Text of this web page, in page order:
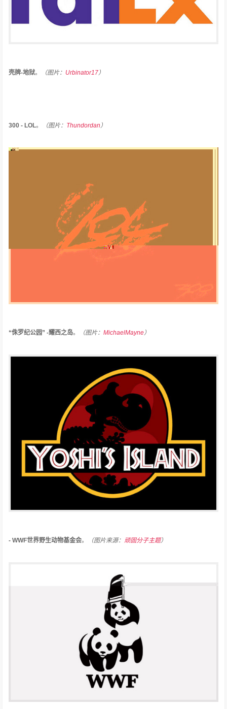
壳牌-地狱。 （图片： Urbinator17）
300 - LOL。 （图片： Thundordan）
“侏罗纪公园” -耀西之岛。 （图片：MichaelMayne）
- WWF世界野生动物基金会。 （图片来源：顽固分子主题）